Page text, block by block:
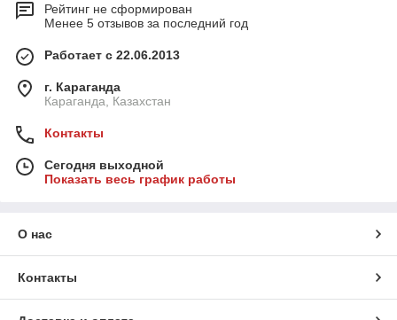
Рейтинг не сформирован
Менее 5 отзывов за последний год
Работает с 22.06.2013
г. Караганда
Караганда, Казахстан
Контакты
Сегодня выходной
Показать весь график работы
О нас
Контакты